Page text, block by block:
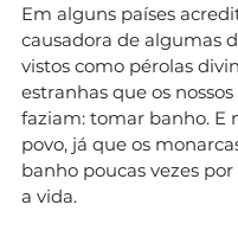
Em alguns países
causadora de algumas
vistos como pérolas
estranhas que os
faziam: tomar banho. E
povo, já que os
banho poucas vezes
a vida.